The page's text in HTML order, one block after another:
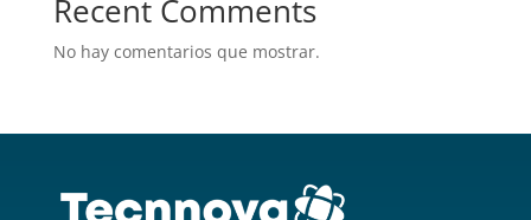
Recent Comments
No hay comentarios que mostrar.